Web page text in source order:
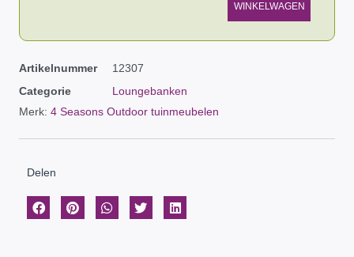
WINKELWAGEN
Artikelnummer
12307
Categorie
Loungebanken
Merk: 4 Seasons Outdoor tuinmeubelen
Delen